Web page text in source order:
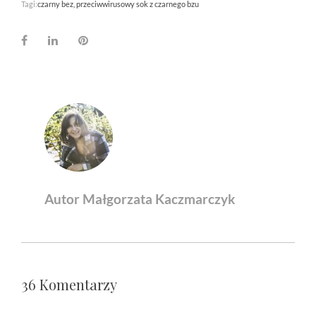
Tagi:czarny bez przeciwwirusowy sok z czarnego bzu
FacebookLinkedInPinterest
Autor Małgorzata Kaczmarczyk
36 Komentarzy